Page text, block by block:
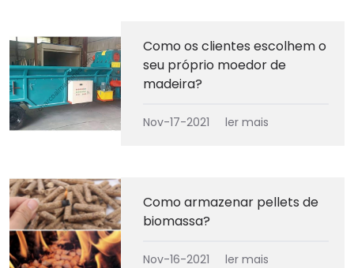
Como os clientes escolhem o
seu próprio moedor de
madeira?
Nov-17-2021 ler mais
Como armazenar pellets de
biomassa?
Nov-16-2021 ler mais